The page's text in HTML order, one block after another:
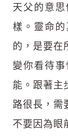
天父的意
樣。靈命
的，是要在
變你看待
能。跟著主
路很長，需
不要因為眼